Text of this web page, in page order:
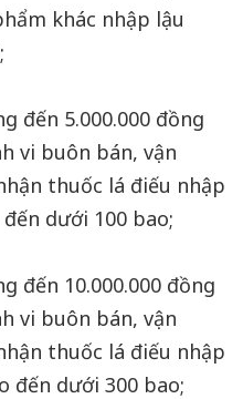
khác nhập lậu
đến 5.000.000 đồng
vi buôn bán, vận
thuốc lá điếu nhập
dưới 100 bao;
đến 10.000.000 đồng
vi buôn bán, vận
thuốc lá điếu nhập
đến dưới 300 bao;